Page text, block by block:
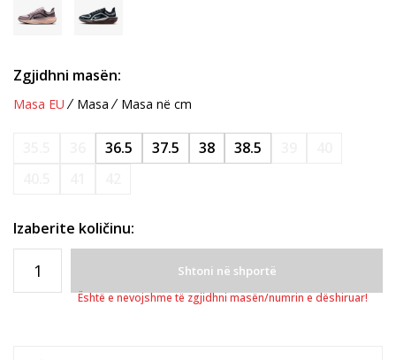
Zgjidhni masën:
Masa EU Masa Masa në cm
36.5 37.5 38 38.5
Izaberite količinu:
Shtoni në shportë
Është e nevojshme të zgjidhni masën/numrin e dëshiruar!